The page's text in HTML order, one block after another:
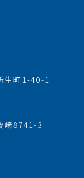
生町1-40-1
崎8741-3